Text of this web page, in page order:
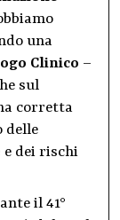
una
Clinico –
sul
corretta
delle
e dei rischi
il 41°